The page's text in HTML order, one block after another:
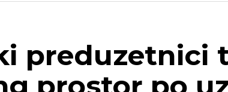
preduzetnici